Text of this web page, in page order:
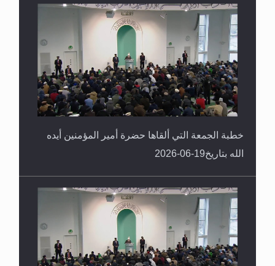
خطبة الجمعة التي ألقاها حضرة أمير المؤمنين أيده
الله بتاريخ19-06-2026